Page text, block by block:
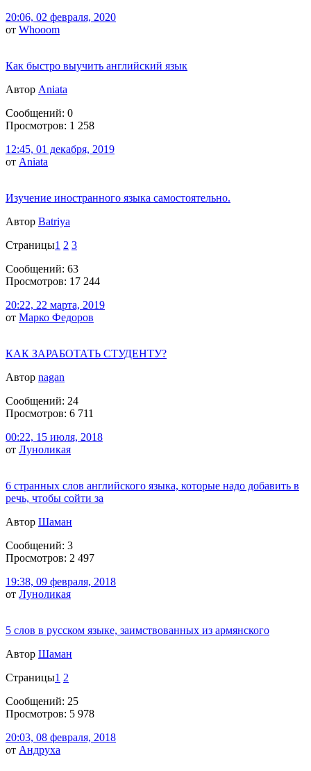
20:06, 02 февраля, 2020
от Whooom
Как быстро выучить английский язык
Автор Aniata
Сообщений: 0
Просмотров: 1 258
12:45, 01 декабря, 2019
от Aniata
Изучение иностранного языка самостоятельно.
Автор Batriya
Страницы1 2 3
Сообщений: 63
Просмотров: 17 244
20:22, 22 марта, 2019
от Марко Федоров
КАК ЗАРАБОТАТЬ СТУДЕНТУ?
Автор nagan
Сообщений: 24
Просмотров: 6 711
00:22, 15 июля, 2018
от Луноликая
6 странных слов английского языка, которые надо добавить в
речь, чтобы сойти за
Автор Шаман
Сообщений: 3
Просмотров: 2 497
19:38, 09 февраля, 2018
от Луноликая
5 слов в русском языке, заимствованных из армянского
Автор Шаман
Страницы1 2
Сообщений: 25
Просмотров: 5 978
20:03, 08 февраля, 2018
от Андруха